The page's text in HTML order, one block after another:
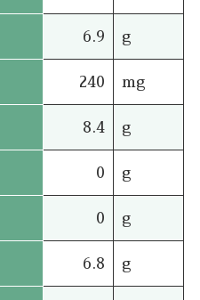
6.9 g
240 mg
8.4 g
0 g
0 g
6.8 g